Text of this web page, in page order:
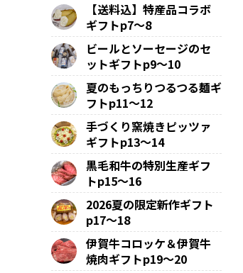
【送料込】特産品コラボ
ギフトp7～8
ビールとソーセージのセ
ットギフトp9～10
夏のもっちりつるつる麺ギ
フトp11～12
手づくり窯焼きピッツァ
ギフトp13～14
黒毛和牛の特別生産ギフ
トp15～16
2026夏の限定新作ギフト
p17～18
伊賀牛コロッケ＆伊賀牛
焼肉ギフトp19～20